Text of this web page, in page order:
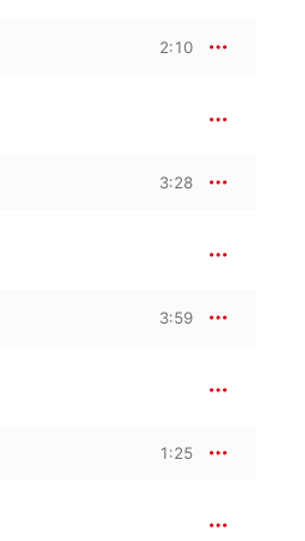
2:10
3:28
3:59
1:25